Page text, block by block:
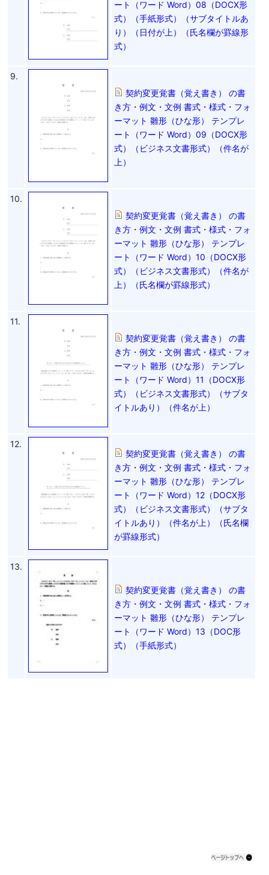
ート（ワード Word）08（DOCX形
式）（手紙形式）（サブタイトルあ
り）（日付が上）（氏名欄が罫線形
式）
9.
契約変更覚書（覚え書き） の書
き方・例文・文例 書式・様式・フォ
ーマット 雛形（ひな形） テンプレ
ート（ワード Word）09（DOCX形
式）（ビジネス文書形式）（件名が
上）
10.
契約変更覚書（覚え書き） の書
き方・例文・文例 書式・様式・フォ
ーマット 雛形（ひな形） テンプレ
ート（ワード Word）10（DOCX形
式）（ビジネス文書形式）（件名が
上）（氏名欄が罫線形式）
11.
契約変更覚書（覚え書き） の書
き方・例文・文例 書式・様式・フォ
ーマット 雛形（ひな形） テンプレ
ート（ワード Word）11（DOCX形
式）（ビジネス文書形式）（サブタ
イトルあり）（件名が上）
12.
契約変更覚書（覚え書き） の書
き方・例文・文例 書式・様式・フォ
ーマット 雛形（ひな形） テンプレ
ート（ワード Word）12（DOCX形
式）（ビジネス文書形式）（サブタ
イトルあり）（件名が上）（氏名欄
が罫線形式）
13.
契約変更覚書（覚え書き） の書
き方・例文・文例 書式・様式・フォ
ーマット 雛形（ひな形） テンプレ
ート（ワード Word）13（DOC形
式）（手紙形式）